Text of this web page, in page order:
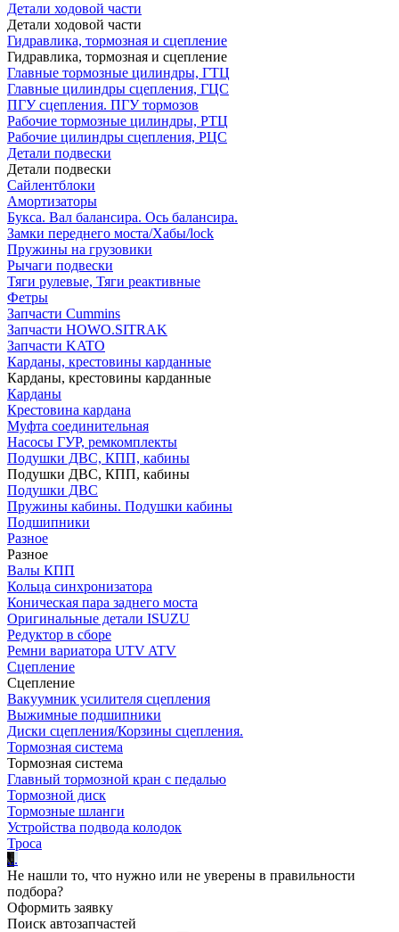
Детали ходовой части
Детали ходовой части
Гидравлика, тормозная и сцепление
Гидравлика, тормозная и сцепление
Главные тормозные цилиндры, ГТЦ
Главные цилиндры сцепления, ГЦС
ПГУ сцепления. ПГУ тормозов
Рабочие тормозные цилиндры, РТЦ
Рабочие цилиндры сцепления, РЦС
Детали подвески
Детали подвески
Cайлентблоки
Амортизаторы
Букса. Вал балансира. Ось балансира.
Замки переднего моста/Хабы/lock
Пружины на грузовики
Рычаги подвески
Тяги рулевые, Тяги реактивные
Фетры
Запчасти Cummins
Запчасти HOWO.SITRAK
Запчасти KATO
Карданы, крестовины карданные
Карданы, крестовины карданные
Карданы
Крестовина кардана
Муфта соединительная
Насосы ГУР, ремкомплекты
Подушки ДВС, КПП, кабины
Подушки ДВС, КПП, кабины
Подушки ДВС
Пружины кабины. Подушки кабины
Подшипники
Разное
Разное
Валы КПП
Кольца синхронизатора
Коническая пара заднего моста
Оригинальные детали ISUZU
Редуктор в сборе
Ремни вариатора UTV ATV
Сцепление
Сцепление
Вакуумник усилителя сцепления
Выжимные подшипники
Диски сцепления/Корзины сцепления.
Тормозная система
Тормозная система
Главный тормозной кран с педалью
Тормозной диск
Тормозные шланги
Устройства подвода колодок
Троса
...
Не нашли то, что нужно или не уверены в правильности
подбора?
Оформить заявку
Поиск автозапчастей